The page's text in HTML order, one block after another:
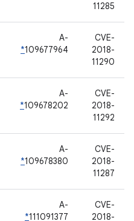
11285
CVE-
2018-
11290
A-
109677964
*
CVE-
2018-
11292
A-
109678202
*
CVE-
2018-
11287
A-
109678380
*
CVE-
2018-
A-
111091377
*